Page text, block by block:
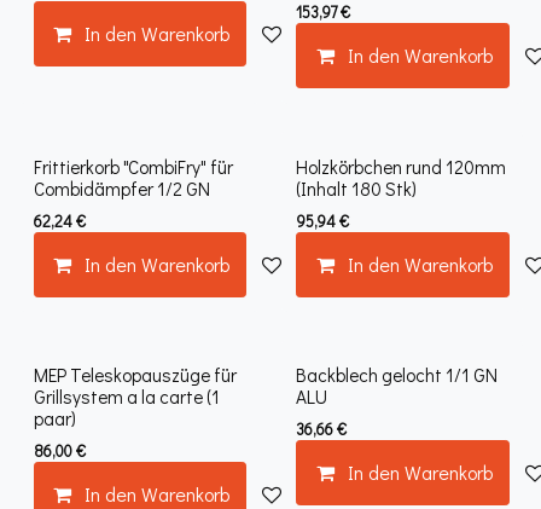
In den Warenkorb Auf die Wunschliste
153,97€
In den Warenkorb
Frittierkorb "CombiFry" für
Combidämpfer 1/2 GN
62,24€
In den Warenkorb Auf die Wunschliste
Holzkörbchen rund 120mm
(Inhalt 180 Stk)
95,94€
In den Warenkorb
MEP Teleskopauszüge für
Grillsystem a la carte (1
paar)
86,00€
In den Warenkorb
Backblech gelocht 1/1 GN
ALU
36,66€
In den Warenkorb